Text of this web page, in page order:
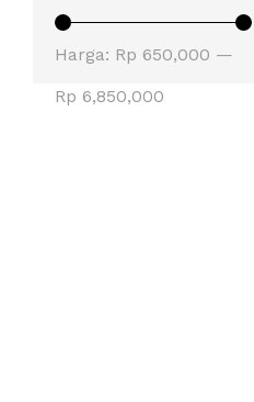
Harga: Rp 650,000 —
Rp 6,850,000